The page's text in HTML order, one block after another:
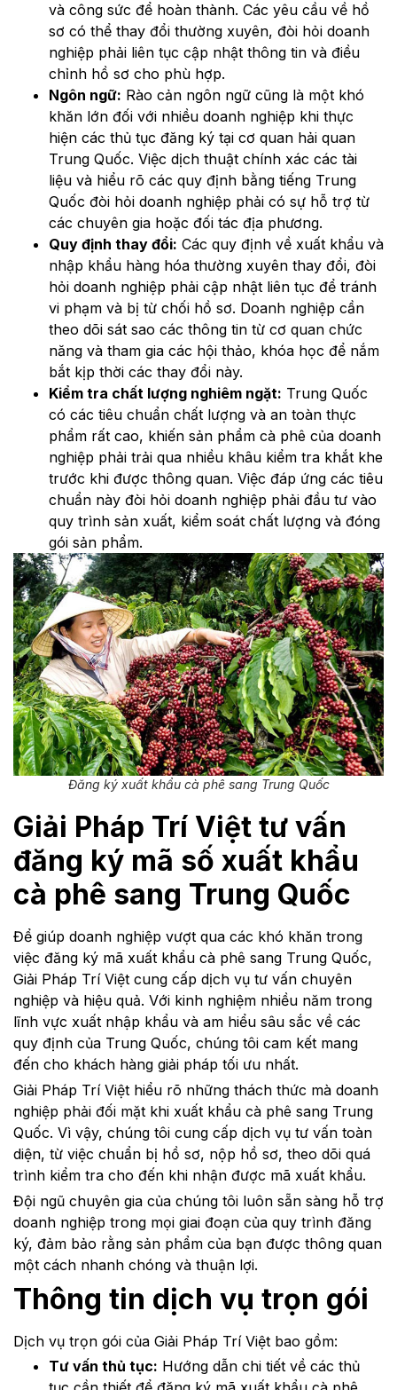
và công sức để hoàn thành. Các yêu cầu về hồ
sơ có thể thay đổi thường xuyên, đòi hỏi doanh
nghiệp phải liên tục cập nhật thông tin và điều
chỉnh hồ sơ cho phù hợp.
Ngôn ngữ: Rào cản ngôn ngữ cũng là một khó
khăn lớn đối với nhiều doanh nghiệp khi thực
hiện các thủ tục đăng ký tại cơ quan hải quan
Trung Quốc. Việc dịch thuật chính xác các tài
liệu và hiểu rõ các quy định bằng tiếng Trung
Quốc đòi hỏi doanh nghiệp phải có sự hỗ trợ từ
các chuyên gia hoặc đối tác địa phương.
Quy định thay đổi: Các quy định về xuất khẩu và
nhập khẩu hàng hóa thường xuyên thay đổi, đòi
hỏi doanh nghiệp phải cập nhật liên tục để tránh
vi phạm và bị từ chối hồ sơ. Doanh nghiệp cần
theo dõi sát sao các thông tin từ cơ quan chức
năng và tham gia các hội thảo, khóa học để nắm
bắt kịp thời các thay đổi này.
Kiểm tra chất lượng nghiêm ngặt: Trung Quốc
có các tiêu chuẩn chất lượng và an toàn thực
phẩm rất cao, khiến sản phẩm cà phê của doanh
nghiệp phải trải qua nhiều khâu kiểm tra khắt khe
trước khi được thông quan. Việc đáp ứng các tiêu
chuẩn này đòi hỏi doanh nghiệp phải đầu tư vào
quy trình sản xuất, kiểm soát chất lượng và đóng
gói sản phẩm.
Đăng ký xuất khẩu cà phê sang Trung Quốc
Giải Pháp Trí Việt tư vấn
đăng ký mã số xuất khẩu
cà phê sang Trung Quốc
Để giúp doanh nghiệp vượt qua các khó khăn trong
việc đăng ký mã xuất khẩu cà phê sang Trung Quốc,
Giải Pháp Trí Việt cung cấp dịch vụ tư vấn chuyên
nghiệp và hiệu quả. Với kinh nghiệm nhiều năm trong
lĩnh vực xuất nhập khẩu và am hiểu sâu sắc về các
quy định của Trung Quốc, chúng tôi cam kết mang
đến cho khách hàng giải pháp tối ưu nhất.
Giải Pháp Trí Việt hiểu rõ những thách thức mà doanh
nghiệp phải đối mặt khi xuất khẩu cà phê sang Trung
Quốc. Vì vậy, chúng tôi cung cấp dịch vụ tư vấn toàn
diện, từ việc chuẩn bị hồ sơ, nộp hồ sơ, theo dõi quá
trình kiểm tra cho đến khi nhận được mã xuất khẩu.
Đội ngũ chuyên gia của chúng tôi luôn sẵn sàng hỗ trợ
doanh nghiệp trong mọi giai đoạn của quy trình đăng
ký, đảm bảo rằng sản phẩm của bạn được thông quan
một cách nhanh chóng và thuận lợi.
Thông tin dịch vụ trọn gói
Dịch vụ trọn gói của Giải Pháp Trí Việt bao gồm:
Tư vấn thủ tục: Hướng dẫn chi tiết về các thủ